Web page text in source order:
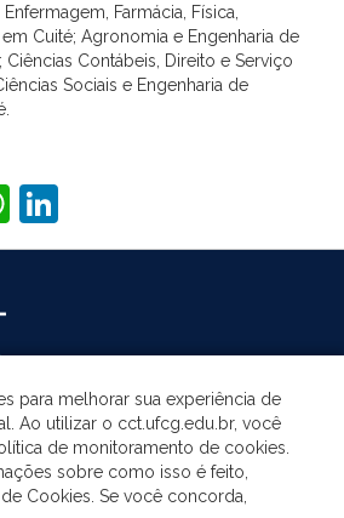
Farmácia, Física,
Cuité; Agronomia e Engenharia de
Contábeis, Direito e Serviço
Sociais e Engenharia de
WhatsApp
para melhorar sua experiência de
Ao utilizar o cct.ufcg.edu.br, você
de monitoramento de cookies.
sobre como isso é feito,
Cookies. Se você concorda,